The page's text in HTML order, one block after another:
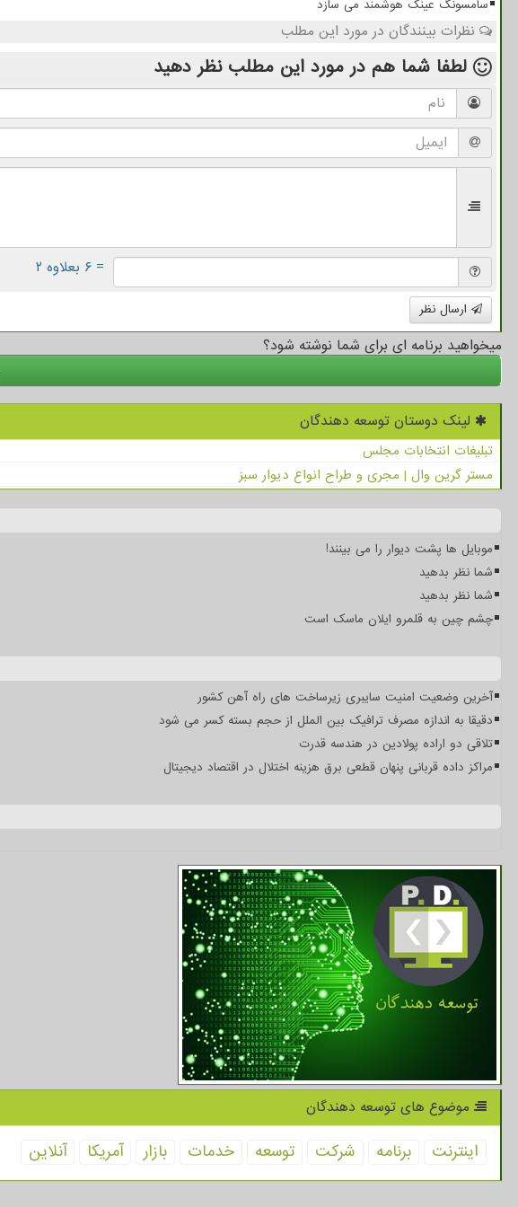
سامسونگ عینک هوشمند می سازد
نظرات بینندگان در مورد این مطلب
لطفا شما هم در مورد این مطلب نظر دهید
= ۶ بعلاوه ۲
ارسال نظر
میخواهید برنامه ای برای شما نوشته شود؟
لینک دوستان توسعه دهندگان
تبلیغات انتخابات مجلس
مستر گرین وال | مجری و طراح انواع دیوار سبز
موبایل ها پشت دیوار را می بینند!
شما نظر بدهید
شما نظر بدهید
چشم چین به قلمرو ایلان ماسک است
آخرین وضعیت امنیت سایبری زیرساخت های راه آهن کشور
دقیقا به اندازه مصرف ترافیک بین الملل از حجم بسته کسر می شود
تلاقی دو اراده پولادین در هندسه قدرت
مراکز داده قربانی پنهان قطعی برق هزینه اختلال در اقتصاد دیجیتال
موضوع های توسعه دهندگان
اینترنت برنامه شركت توسعه خدمات بازار آمریكا آنلاین